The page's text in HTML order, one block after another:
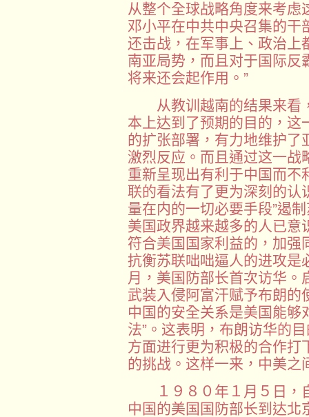
从整个全球战略角度来考虑
邓小平在中共中央召集的干
还击战，在军事上、政治上
南亚局势，而且对于国际反
将来还会起作用。”
从教训越南的结果来看
本上达到了预期的目的，这
的扩张部署，有力地维护了
激烈反应。而且通过这一战
重新呈现出有利于中国而不
联的看法有了更为深刻的认
量在内的一切必要手段”遏
美国政界越来越多的人已意
符合美国国家利益的，加强
抗衡苏联咄咄逼人的进攻是
月，美国防部长首次访华。
武装入侵阿富汗赋予布朗的
中国的安全关系是美国能够
法”。这表明，布朗访华的
方面进行更为积极的合作打
的挑战。这样一来，中美之
１９８０年１月５日，
中国的美国国防部长到达北